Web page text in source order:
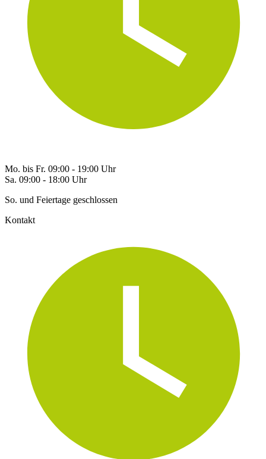
Mo. bis Fr. 09:00 - 19:00 Uhr
Sa. 09:00 - 18:00 Uhr
So. und Feiertage geschlossen
Kontakt